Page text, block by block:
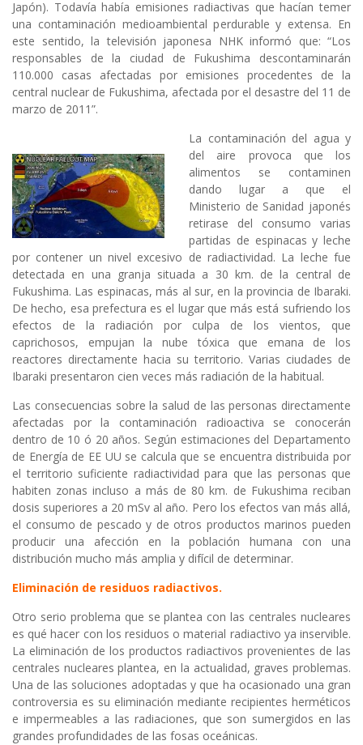
Japón). Todavía había emisiones radiactivas que hacían temer
una contaminación medioambiental perdurable y extensa. En
este sentido, la televisión japonesa NHK informó que: “Los
responsables de la ciudad de Fukushima descontaminarán
110.000 casas afectadas por emisiones procedentes de la
central nuclear de Fukushima, afectada por el desastre del 11 de
marzo de 2011”.
La contaminación del agua y
del aire provoca que los
alimentos se contaminen
dando lugar a que el
Ministerio de Sanidad japonés
retirase del consumo varias
partidas de espinacas y leche
por contener un nivel excesivo de radiactividad. La leche fue
detectada en una granja situada a 30 km. de la central de
Fukushima. Las espinacas, más al sur, en la provincia de Ibaraki.
De hecho, esa prefectura es el lugar que más está sufriendo los
efectos de la radiación por culpa de los vientos, que
caprichosos, empujan la nube tóxica que emana de los
reactores directamente hacia su territorio. Varias ciudades de
Ibaraki presentaron cien veces más radiación de la habitual.
Las consecuencias sobre la salud de las personas directamente
afectadas por la contaminación radioactiva se conocerán
dentro de 10 ó 20 años. Según estimaciones del Departamento
de Energía de EE UU se calcula que se encuentra distribuida por
el territorio suficiente radiactividad para que las personas que
habiten zonas incluso a más de 80 km. de Fukushima reciban
dosis superiores a 20 mSv al año. Pero los efectos van más allá,
el consumo de pescado y de otros productos marinos pueden
producir una afección en la población humana con una
distribución mucho más amplia y difícil de determinar.
Eliminación de residuos radiactivos.
Otro serio problema que se plantea con las centrales nucleares
es qué hacer con los residuos o material radiactivo ya inservible.
La eliminación de los productos radiactivos provenientes de las
centrales nucleares plantea, en la actualidad, graves problemas.
Una de las soluciones adoptadas y que ha ocasionado una gran
controversia es su eliminación mediante recipientes herméticos
e impermeables a las radiaciones, que son sumergidos en las
grandes profundidades de las fosas oceánicas.